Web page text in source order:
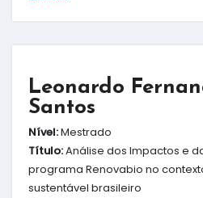
Leonardo
Santos
Nível:Mestrado
Título:Análise dos Impactos e
programa Renovabio no
sustentável brasileiro